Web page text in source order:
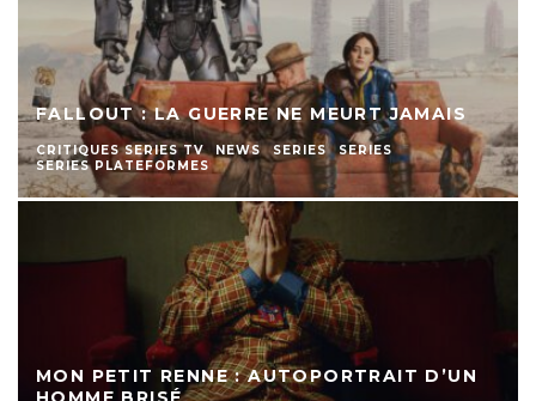
FALLOUT : LA GUERRE NE MEURT JAMAIS
CRITIQUES SERIES TV NEWS SERIES
SERIES
SERIES PLATEFORMES
MON PETIT RENNE : AUTOPORTRAIT D’UN